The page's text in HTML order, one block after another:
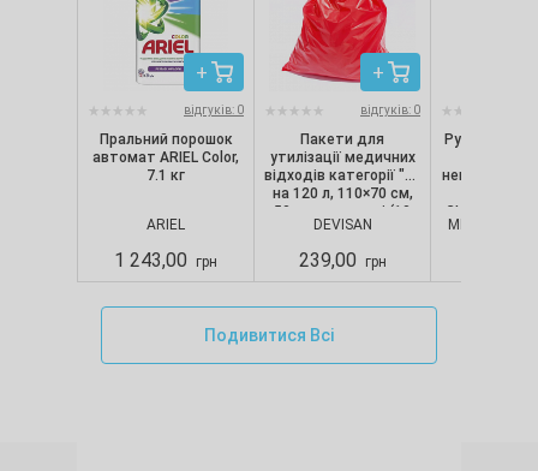
відгуків: 0
Пральний порошок
автомат ARIEL Color,
7.1 кг
ARIEL
1 243,00 грн
відгуків: 0
Пакети для
утилізації медичних
відходів категорії "B"
на 120 л, 110×70 см,
50 мкм, червоні (10
шт./уп.), Devisan
DEVISAN
239,00 грн
Рукавички
непопудрені,
CLASSIC,
MERCATOR
Подивитися Всі